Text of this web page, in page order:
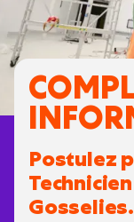
Postulez
Gosselies.